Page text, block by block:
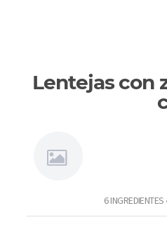
Lentejas con
6